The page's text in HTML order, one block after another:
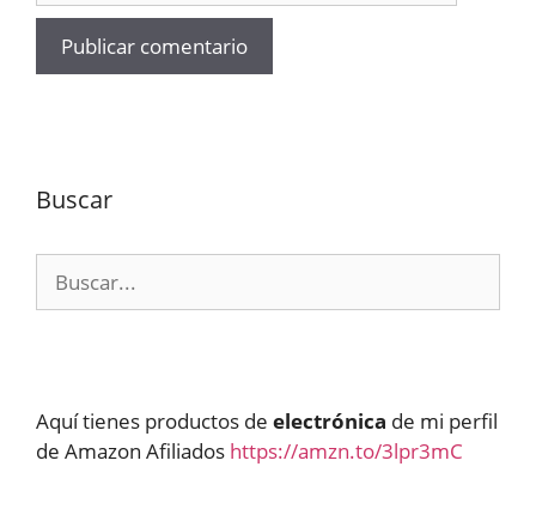
Buscar
Aquí tienes productos de electrónica de mi perfil
de Amazon Afiliados https://amzn.to/3lpr3mC